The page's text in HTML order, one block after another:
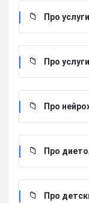
Про
Про
Про
Про
Про